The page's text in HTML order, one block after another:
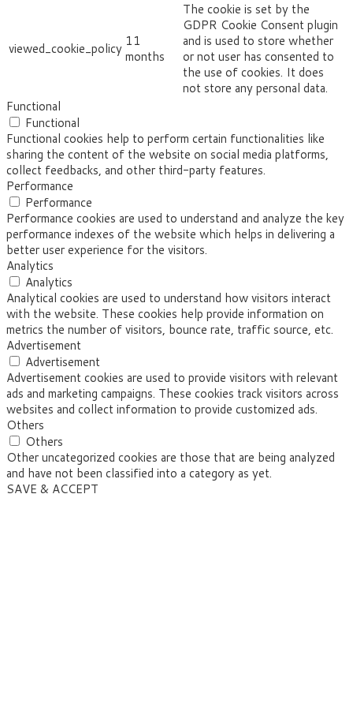
viewed_cookie_policy 11
months
The cookie is set by the
GDPR Cookie Consent plugin
and is used to store whether
or not user has consented to
the use of cookies. It does
not store any personal data.
Functional
Functional
Functional cookies help to perform certain functionalities like
sharing the content of the website on social media platforms,
collect feedbacks, and other third-party features.
Performance
Performance
Performance cookies are used to understand and analyze the key
performance indexes of the website which helps in delivering a
better user experience for the visitors.
Analytics
Analytics
Analytical cookies are used to understand how visitors interact
with the website. These cookies help provide information on
metrics the number of visitors, bounce rate, traffic source, etc.
Advertisement
Advertisement
Advertisement cookies are used to provide visitors with relevant
ads and marketing campaigns. These cookies track visitors across
websites and collect information to provide customized ads.
Others
Others
Other uncategorized cookies are those that are being analyzed
and have not been classified into a category as yet.
SAVE & ACCEPT